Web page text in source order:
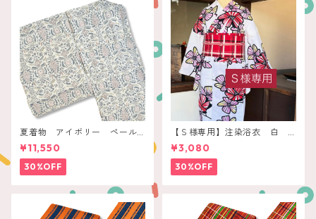
夏着物 アイボリー ペール
ボタニカル
¥11,550
30%OFF
【Ｓ様専用】注染浴衣 白
赤いレトロフラワー
¥3,080
30%OFF